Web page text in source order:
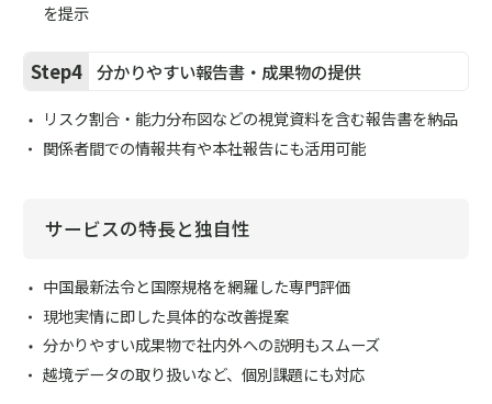
を提示
Step4 分かりやすい報告書・成果物の提供
リスク割合・能力分布図などの視覚資料を含む報告書を納品
関係者間での情報共有や本社報告にも活用可能
サービスの特長と独自性
中国最新法令と国際規格を網羅した専門評価
現地実情に即した具体的な改善提案
分かりやすい成果物で社内外への説明もスムーズ
越境データの取り扱いなど、個別課題にも対応